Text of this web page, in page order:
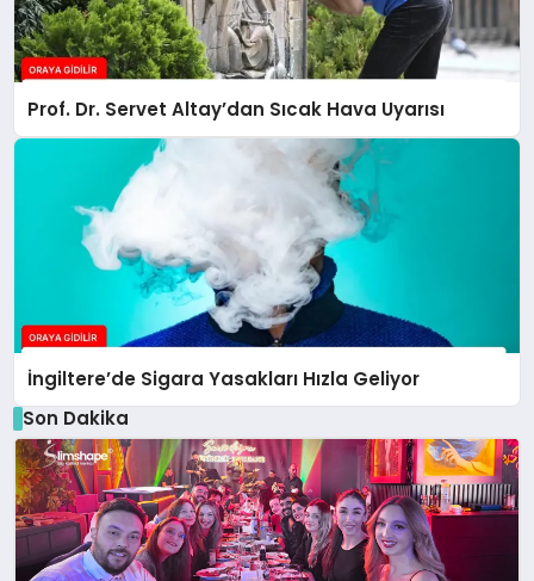
Prof. Dr. Servet Altay’dan Sıcak Hava Uyarısı
İngiltere’de Sigara Yasakları Hızla Geliyor
Son Dakika